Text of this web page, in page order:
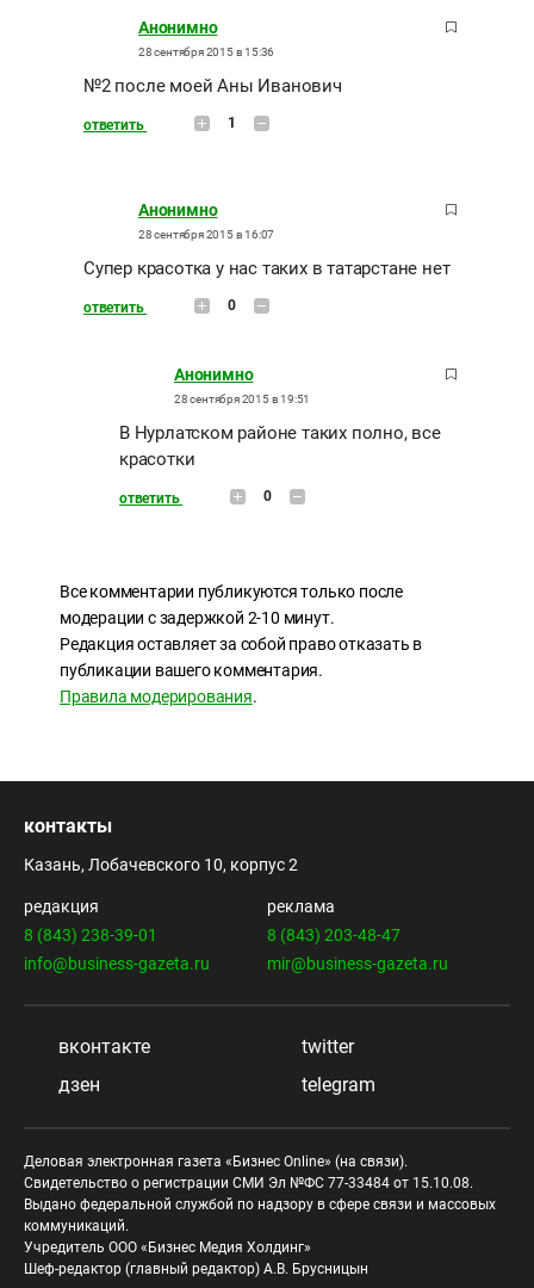
Анонимно
28 сентября 2015 в 15:36
№2 после моей Аны Иванович
ответить 1
Анонимно
28 сентября 2015 в 16:07
Супер красотка у нас таких в татарстане нет
ответить 0
Анонимно
28 сентября 2015 в 19:51
В Нурлатском районе таких полно, все
красотки
ответить 0
Все комментарии публикуются только после
модерации с задержкой 2-10 минут.
Редакция оставляет за собой право отказать в
публикации вашего комментария.
Правила модерирования.
контакты
Казань, Лобачевского 10, корпус 2
редакция
8 (843) 238-39-01
info@business-gazeta.ru
реклама
8 (843) 203-48-47
mir@business-gazeta.ru
вконтакте
twitter
дзен
telegram
Деловая электронная газета «Бизнес Online» (на связи).
Свидетельство о регистрации СМИ Эл №ФС 77-33484 от 15.10.08.
Выдано федеральной службой по надзору в сфере связи и массовых
коммуникаций.
Учредитель ООО «Бизнес Медия Холдинг»
Шеф-редактор (главный редактор) А.В. Брусницын